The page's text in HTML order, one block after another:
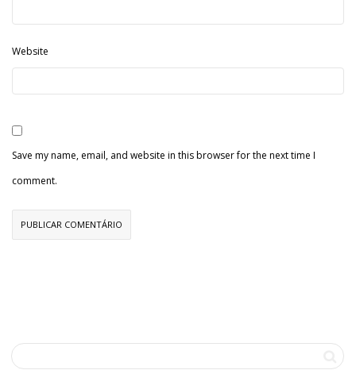
Website
Save my name, email, and website in this browser for the next time I
comment.